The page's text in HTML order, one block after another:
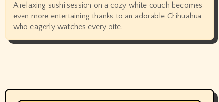
A relaxing sushi session on a cozy white couch becomes
even more entertaining thanks to an adorable Chihuahua
who eagerly watches every bite.